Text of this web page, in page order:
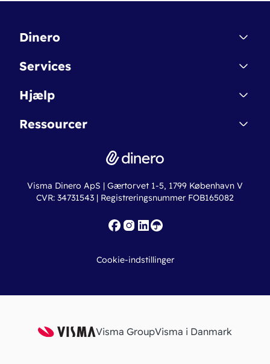
Dinero
Kontakt
Betingelser & Sikkerhed
Nye funktioner
Services
Dinero Starter
Dinero Pro
Erhvervslån
Fakturaskabeloner
Hjælp
Regnskabsordbogen
Online regnskabskurser
Ressourcer
Ny virksomhed
Iværksætterlegat
Visma Dinero ApS | Gærtorvet 1-5, 1799 København V
CVR: 34731543 | Registreringsnummer FOB165082
Cookie-indstillinger
Visma GroupVisma i Danmark